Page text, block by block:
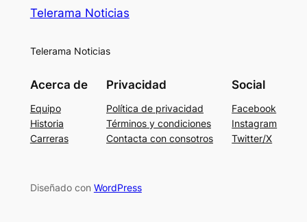
Telerama Noticias
Telerama Noticias
Acerca de
Equipo
Historia
Carreras
Privacidad
Política de privacidad
Términos y condiciones
Contacta con consotros
Social
Facebook
Instagram
Twitter/X
Diseñado con WordPress